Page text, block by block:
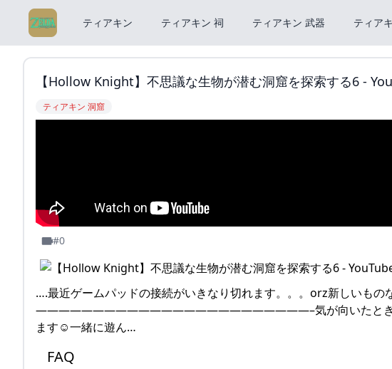
ティアキン ティアキン 祠 ティアキン 武器 ティア
【Hollow Knight】不思議な生物が潜む洞窟を探索する6 -
ティアキン 洞窟
#0
….最近ゲームパッドの接続がいきなり切れます。。。orz新しいもの
————————————————————————–気が向いたときに自分
ます☺一緒に遊ん…
FAQ